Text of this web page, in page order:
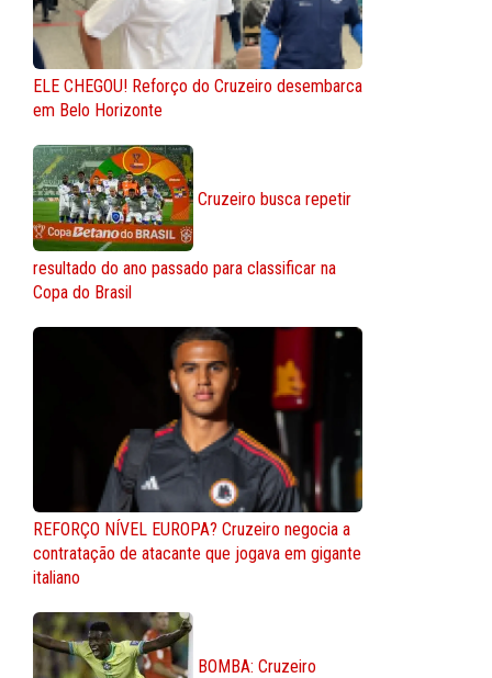
ELE CHEGOU! Reforço do Cruzeiro desembarca
em Belo Horizonte
Cruzeiro busca repetir
resultado do ano passado para classificar na
Copa do Brasil
REFORÇO NÍVEL EUROPA? Cruzeiro negocia a
contratação de atacante que jogava em gigante
italiano
BOMBA: Cruzeiro